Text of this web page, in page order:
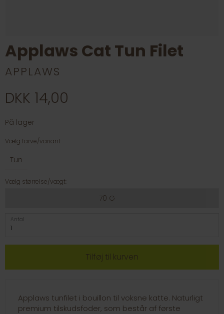
Applaws Cat Tun Filet
APPLAWS
DKK 14,00
På lager
Vælg farve/variant:
Tun
Vælg størrelse/vægt:
70 G
Antal
Applaws tunfilet i bouillon til voksne katte. Naturligt
premium tilskudsfoder, som består af første